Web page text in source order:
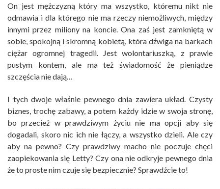
On jest mężczyzną który ma wszystko, któremu nikt nie
odmawia i dla którego nie ma rzeczy niemożliwych, między
innymi przez miliony na koncie. Ona zaś jest zamkniętą w
sobie, spokojną i skromną kobietą, która dźwiga na barkach
ciężar ogromnej tragedii. Jest wolontariuszką, z prawie
pustym kontem, ale ma też świadomość że pieniądze
szczęścia nie dają…
I tych dwoje właśnie pewnego dnia zawiera układ. Czysty
biznes, trochę zabawy, a potem każdy idzie w swoja stronę,
bo przecież w prawdziwym życiu nie ma opcji aby się
dogadali, skoro nic ich nie łączy, a wszystko dzieli. Ale czy
aby na pewno? Czy prawdziwy macho nie poczuje chęci
zaopiekowania się Letty? Czy ona nie odkryje pewnego dnia
że to proste nim czuje się bezpiecznie? Sprawdźcie to!